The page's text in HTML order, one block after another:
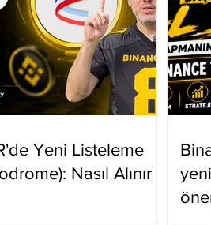
Yeni Listeleme
Nasıl Alınır